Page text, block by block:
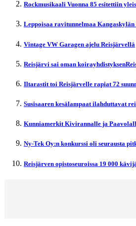
Rockmusikaali Vuonna 85 esitettiin
Leppoisaa ravitunnelmaa
Vintage VW Garagen ajelu Reisjärvellä
Reisjärvi sai oman
Iltarastit toi Reisjärvelle rapiat 72
Susisaaren kesälampaat ilahduttavat
Kunniamerkit Kivirannalle ja
Ny-Tek Oy:n konkurssi oli seurausta
Reisjärven opistoseuroissa 19 000